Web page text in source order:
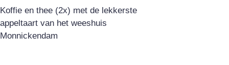
Koffie en thee (2x) met de lekkerste
appeltaart van het weeshuis
Monnickendam